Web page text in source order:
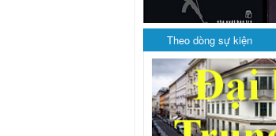
Theo dòng sự kiện